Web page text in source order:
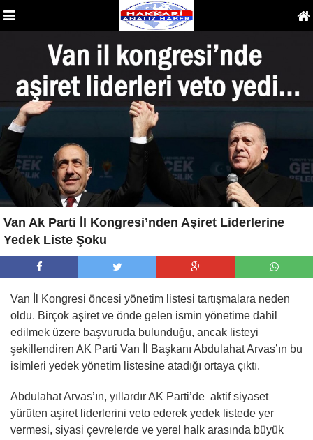
Van Ak Parti İl Kongresi’nden Aşiret Liderlerine
Yedek Liste Şoku
Van İl Kongresi öncesi yönetim listesi tartışmalara neden
oldu. Birçok aşiret ve önde gelen ismin yönetime dahil
edilmek üzere başvuruda bulunduğu, ancak listeyi
şekillendiren AK Parti Van İl Başkanı Abdulahat Arvas’ın bu
isimleri yedek yönetim listesine atadığı ortaya çıktı.
Abdulahat Arvas’ın, yıllardır AK Parti’de aktif siyaset
yürüten aşiret liderlerini veto ederek yedek listede yer
vermesi, siyasi çevrelerde ve yerel halk arasında büyük